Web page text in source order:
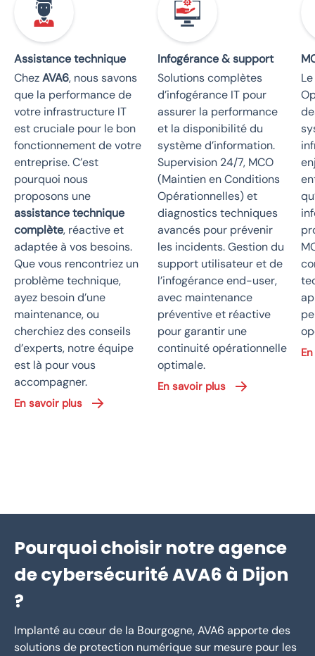
Assistance technique
ChezAVA6, nous savons
que la performance de
votre infrastructure IT
est cruciale pour le bon
fonctionnement de votre
entreprise. C’est
pourquoi nous
proposons une
assistance technique
complète, réactive et
adaptée à vos besoins.
Que vous rencontriez un
problème technique,
ayez besoin d’une
maintenance, ou
cherchiez des conseils
d’experts, notre équipe
est là pour vous
accompagner.
En savoir plus
Infogérance & support
Solutions complètes
d’infogérance IT pour
assurer la performance
et la disponibilité du
système d’information.
Supervision 24/7, MCO
(Maintien en Conditions
Opérationnelles) et
diagnostics techniques
avancés pour prévenir
les incidents. Gestion du
support utilisateur et de
l’infogérance end-user,
avec maintenance
préventive et réactive
pour garantir une
continuité opérationnelle
optimale.
En savoir plus
Pourquoi choisir notre agence
de cybersécurité AVA6 à Dijon
?
Implanté au cœur de la Bourgogne, AVA6 apporte des
solutions de protection numérique sur mesure pour les